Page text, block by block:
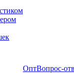
ОптВопрос-